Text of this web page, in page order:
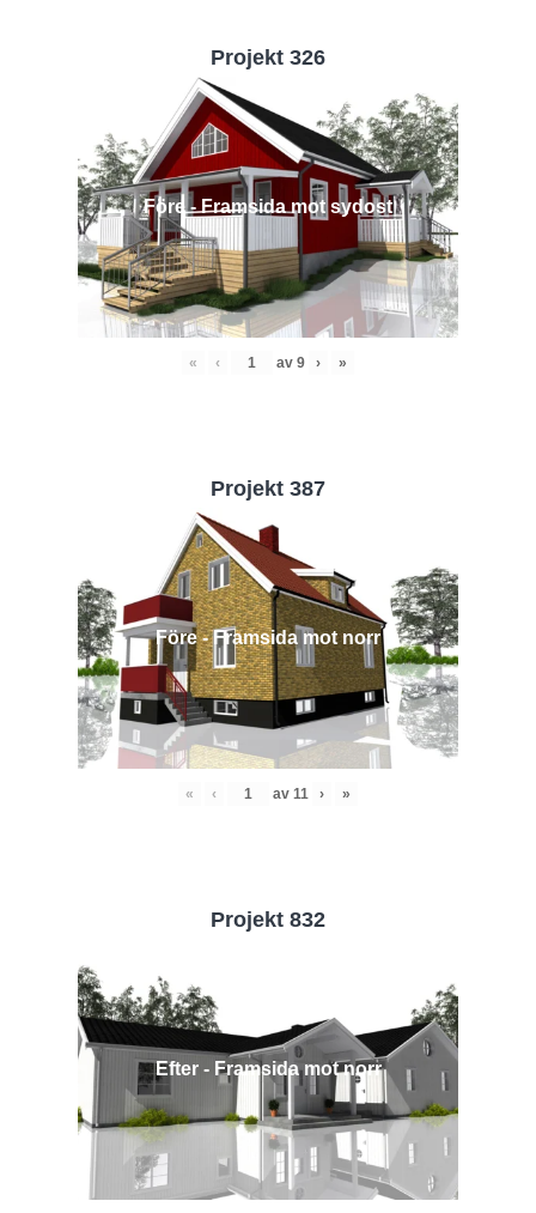
Projekt 326
Före - Framsida mot sydost
« ‹ av 9 › »
Projekt 387
Före - Framsida mot norr
« ‹ av 11 › »
Projekt 832
Efter - Framsida mot norr